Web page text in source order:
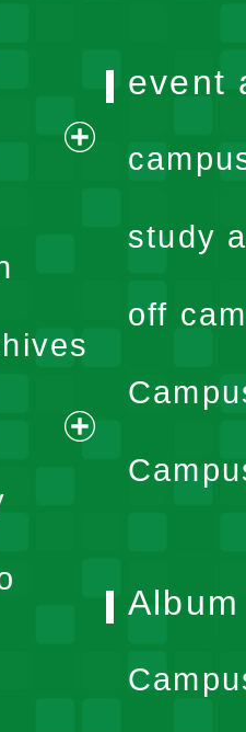
expand
menu
expand
event
study
off
Album